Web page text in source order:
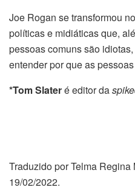
Joe Rogan se transformou
políticas e midiáticas que,
pessoas comuns são
entender por que as
*Tom Slateré editor da
Traduzido por Telma
19/02/2022. Faça